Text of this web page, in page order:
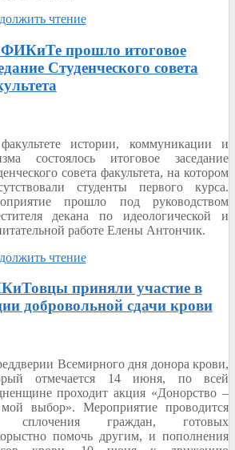
чтение
прошло итоговое
Студенческого совета
истории, коммуникации и
состоялось итоговое заседание
совета факультета, на котором
студенты первого курса.
прошло под руководством
декана по идеологической и
работе Елены Антончик.
чтение
приняли участие в
добровольной сдачи крови
Всемирного дня донора крови,
отмечается 14 июня, по всей
проходит акция «Донорство –
выбор». Мероприятие проводится
сплочения граждан, готовых
помочь другим, и пополнения